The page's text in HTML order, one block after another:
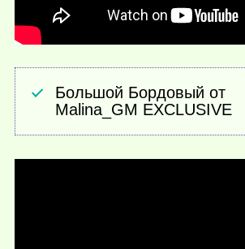
Большой Бордовый от
Malina_GM EXCLUSIVE